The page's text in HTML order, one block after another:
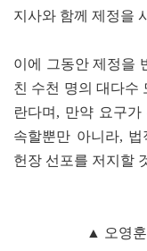
지사와 함께 제정을
이에 그동안 제정을
친 수천 명의 대다수
란다며, 만약 요구가
속할뿐만 아니라,
헌장 선포를 저지할
▲ 오영